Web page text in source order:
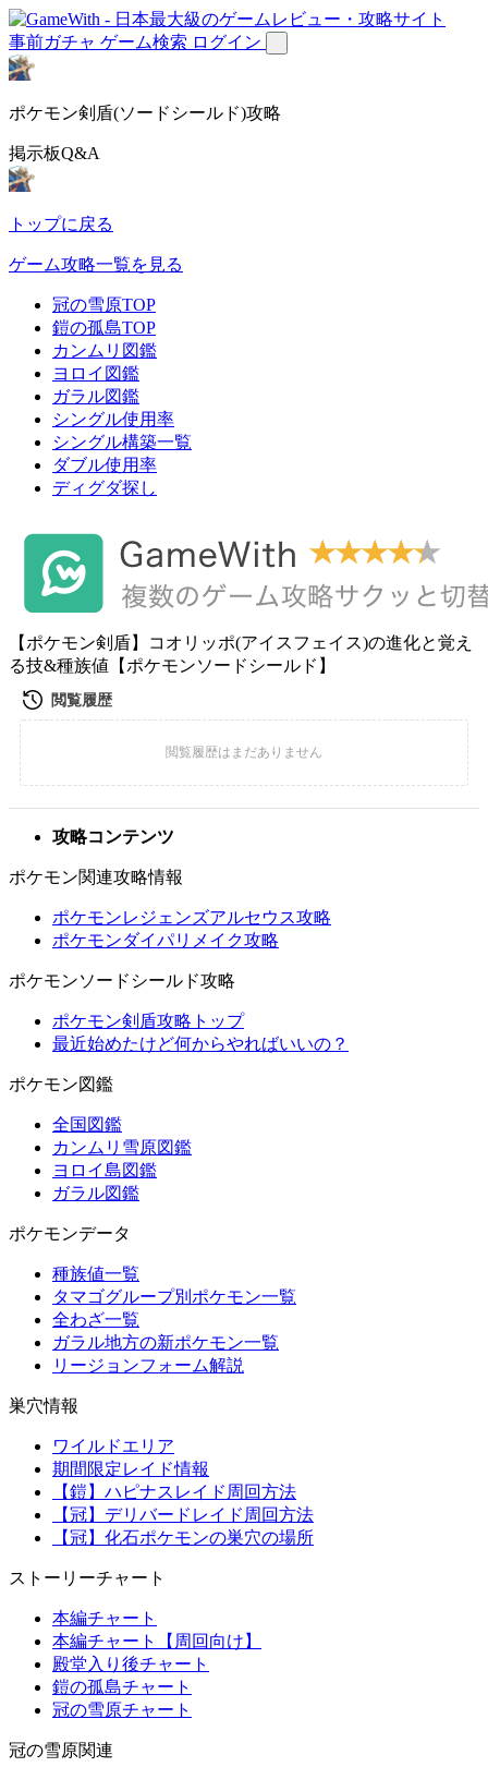
事前ガチャ ゲーム検索 ログイン
ポケモン剣盾(ソードシールド)攻略
掲示板Q&A
トップに戻る
ゲーム攻略一覧を見る
冠の雪原TOP
鎧の孤島TOP
カンムリ図鑑
ヨロイ図鑑
ガラル図鑑
シングル使用率
シングル構築一覧
ダブル使用率
ディグダ探し
【ポケモン剣盾】コオリッポ(アイスフェイス)の進化と覚え
る技&種族値【ポケモンソードシールド】
攻略コンテンツ
ポケモン関連攻略情報
ポケモンレジェンズアルセウス攻略
ポケモンダイパリメイク攻略
ポケモンソードシールド攻略
ポケモン剣盾攻略トップ
最近始めたけど何からやればいいの？
ポケモン図鑑
全国図鑑
カンムリ雪原図鑑
ヨロイ島図鑑
ガラル図鑑
ポケモンデータ
種族値一覧
タマゴグループ別ポケモン一覧
全わざ一覧
ガラル地方の新ポケモン一覧
リージョンフォーム解説
巣穴情報
ワイルドエリア
期間限定レイド情報
【鎧】ハピナスレイド周回方法
【冠】デリバードレイド周回方法
【冠】化石ポケモンの巣穴の場所
ストーリーチャート
本編チャート
本編チャート【周回向け】
殿堂入り後チャート
鎧の孤島チャート
冠の雪原チャート
冠の雪原関連